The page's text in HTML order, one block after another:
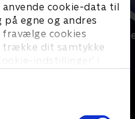
cookie-data til
egne og andres
cookies
trække dit samtykke
indstillinger’ i
Sport